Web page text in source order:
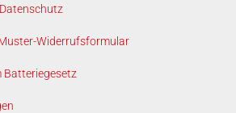
Widerrufsformular
Batteriegesetz